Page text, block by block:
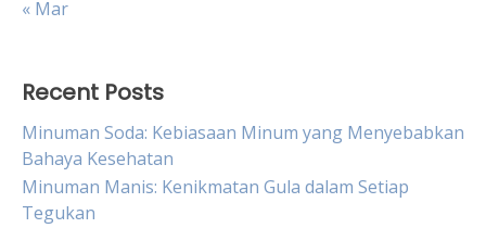
« Mar
Recent Posts
Minuman Soda: Kebiasaan Minum yang Menyebabkan
Bahaya Kesehatan
Minuman Manis: Kenikmatan Gula dalam Setiap
Tegukan